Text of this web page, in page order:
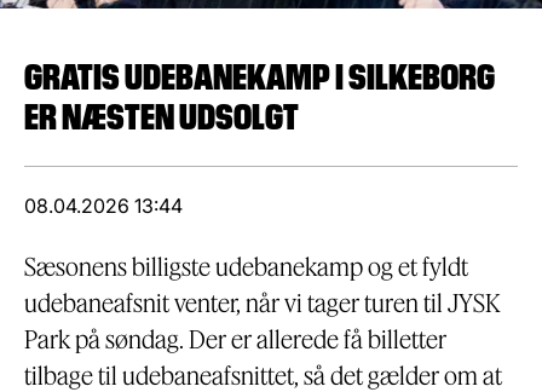
GRATIS UDEBANEKAMP I SILKEBORG
ER NÆSTEN UDSOLGT
08.04.2026 13:44
Sæsonens billigste udebanekamp og et fyldt
udebaneafsnit venter, når vi tager turen til JYSK
Park på søndag. Der er allerede få billetter
tilbage til udebaneafsnittet, så det gælder om at